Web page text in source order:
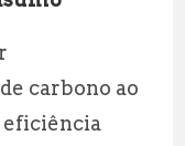
carbono ao
eficiência